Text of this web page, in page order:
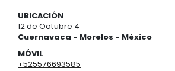
UBICACIÓN
12 de Octubre 4
Cuernavaca - Morelos - México
MÓVIL
+525576693585